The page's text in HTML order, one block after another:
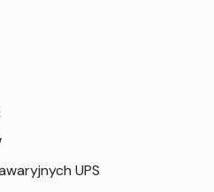
UPS